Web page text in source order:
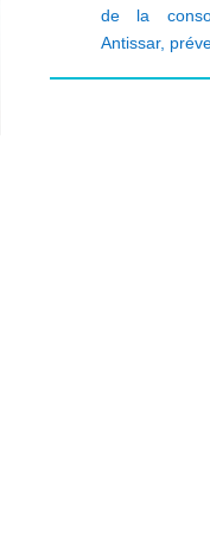
de la
Antissar,